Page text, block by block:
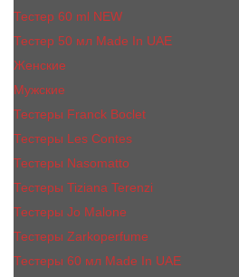
Тестер 60 ml NEW
Тестер 50 мл Made In UAE
Женские
Мужские
Тестеры Franck Boclet
Тестеры Les Contes
Тестеры Nasomatto
Тестеры Tiziana Terenzi
Тестеры Jо Malоnе
Тестеры Zarkoperfume
Тестеры 60 мл Made In UAE